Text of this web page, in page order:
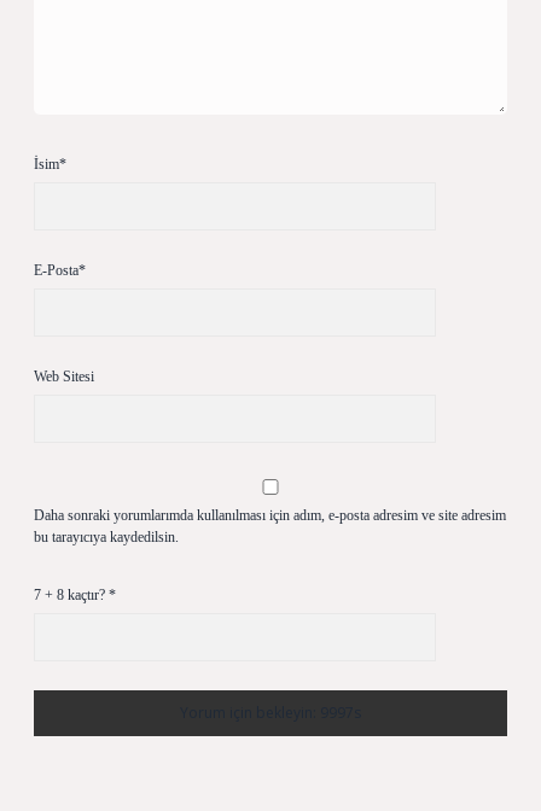
İsim*
E-Posta*
Web Sitesi
Daha sonraki yorumlarımda kullanılması için adım, e-posta adresim ve site adresim
bu tarayıcıya kaydedilsin.
7 + 8 kaçtır? *